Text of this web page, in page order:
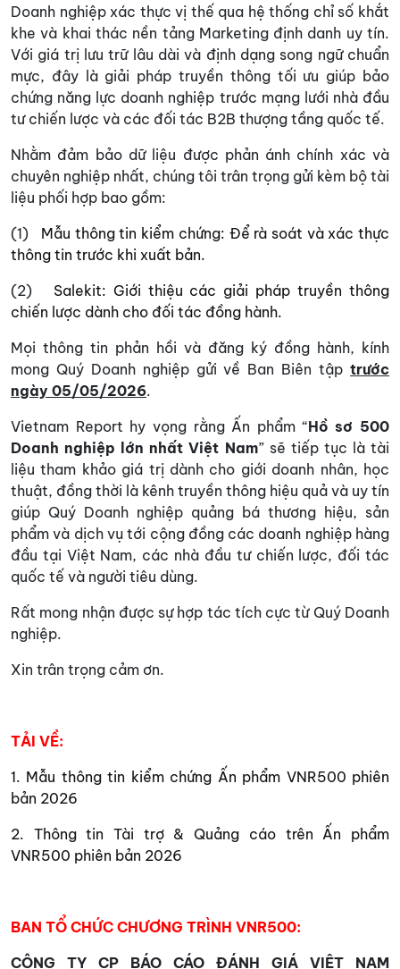
Doanh nghiệp xác thực vị thế qua hệ thống chỉ số khắt
khe và khai thác nền tảng Marketing định danh uy tín.
Với giá trị lưu trữ lâu dài và định dạng song ngữ chuẩn
mực, đây là giải pháp truyền thông tối ưu giúp bảo
chứng năng lực doanh nghiệp trước mạng lưới nhà đầu
tư chiến lược và các đối tác B2B thượng tầng quốc tế.
Nhằm đảm bảo dữ liệu được phản ánh chính xác và
chuyên nghiệp nhất, chúng tôi trân trọng gửi kèm bộ tài
liệu phối hợp bao gồm:
(1) Mẫu thông tin kiểm chứng: Để rà soát và xác thực
thông tin trước khi xuất bản.
(2) Salekit: Giới thiệu các giải pháp truyền thông
chiến lược dành cho đối tác đồng hành.
Mọi thông tin phản hồi và đăng ký đồng hành, kính
mong Quý Doanh nghiệp gửi về Ban Biên tập trước
ngày 05/05/2026.
Vietnam Report hy vọng rằng Ấn phẩm “Hồ sơ 500
Doanh nghiệp lớn nhất Việt Nam” sẽ tiếp tục là tài
liệu tham khảo giá trị dành cho giới doanh nhân, học
thuật, đồng thời là kênh truyền thông hiệu quả và uy tín
giúp Quý Doanh nghiệp quảng bá thương hiệu, sản
phẩm và dịch vụ tới cộng đồng các doanh nghiệp hàng
đầu tại Việt Nam, các nhà đầu tư chiến lược, đối tác
quốc tế và người tiêu dùng.
Rất mong nhận được sự hợp tác tích cực từ Quý Doanh
nghiệp.
Xin trân trọng cảm ơn.
TẢI VỀ:
1. Mẫu thông tin kiểm chứng Ấn phẩm VNR500 phiên
bản 2026
2. Thông tin Tài trợ & Quảng cáo trên Ấn phẩm
VNR500 phiên bản 2026
BAN TỔ CHỨC CHƯƠNG TRÌNH VNR500:
CÔNG TY CP BÁO CÁO ĐÁNH GIÁ VIỆT NAM